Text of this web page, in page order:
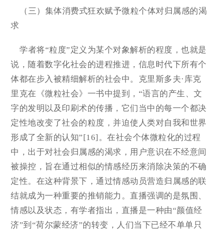
（三）集体消费式狂欢赋予微粒个体对归属感的渴
求
学者将“粒度”定义为某个对象解析的程度，也就是
说，随着数字化社会的进程推进，信息时代下所有个
体都在步入被精细解析的社会中。克里斯多夫·库克
里克在《微粒社会》一书中提到，“语言的产生、文
字的发明以及印刷术的传播，它们当中的每一个都决
定性地改变了社会的粒度，并迫使人类对自我和世界
形成了全新的认知”[16]。在社会个体微粒化的过程
中，出于对社会归属感的渴求，用户意识在不经意间
被操控，旨在通过相似的情感经历来消除决策的不确
定性。在这种背景下，通过情感动员营造归属感的联
结就成为一种重要的推销能力。直播强调的是氛围、
情感以及状态，有学者指出，直播是一种由“颜值经
济”到“荷尔蒙经济”的转变，人们当下已经不单单只